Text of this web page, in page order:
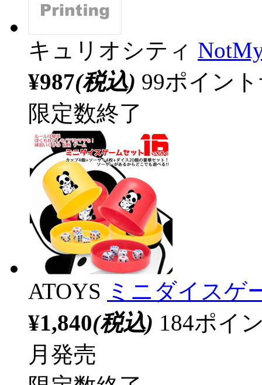
キュリオシティ
¥987(税込) 99ポイン
限定数終了
ATOYS ミニダイスゲ
¥1,840(税込) 184ポイ
月発売